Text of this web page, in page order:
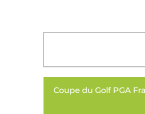
Coupe du Golf PGA